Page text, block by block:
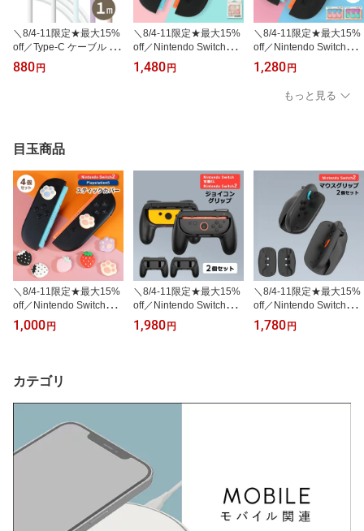
＼8/4-11限定★最大15%
off／Type-C ケーブル 1m
android iPhone iPad 充
電ケーブル タイプC タイ
わ Galaxy Pixel iPhone1
5 iPhone16
880円
＼8/4-11限定★最大15%
off／Nintendo Switch2 ス
ティック ボタン カバー
キャップ ボタンカバー
1,480円
＼8/4-11限定★最大15%
off／Nintendo Switch2 ス
ティック カバー キャッ
プ スティックカバー ス
ティックキャップ ニンテ
ンドー スイッチ2 かわい
1,280円
もっと見る
目玉商品
＼8/4-11限定★最大15%
off／Nintendo Switch2 ス
ティック カバー キャッ
プ 肉球 イチゴ スティッ
アナログスティック Play
Station5 プレステ PS5
ジョイコン Joy-con PS5
1,000円
＼8/4-11限定★最大15%
off／Nintendo Switch2 J
oy-Con2 Switch Joy-con
兼用 グリップ 2個セット
1,980円
＼8/4-11限定★最大15%
off／Nintendo Switch2 J
oy-Con2 専用 マウス グ
リップ 2個セット マウス
ー スイッチ2
1,780円
カテゴリ